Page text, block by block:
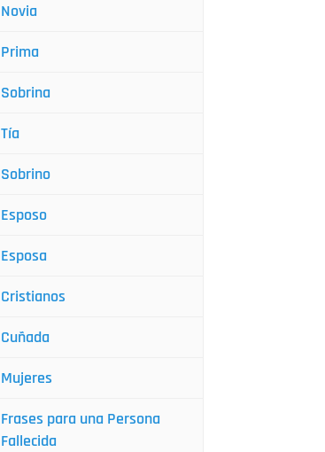
Novia
Prima
Sobrina
Tía
Sobrino
Esposo
Esposa
Cristianos
Cuñada
Mujeres
Frases para una Persona
Fallecida